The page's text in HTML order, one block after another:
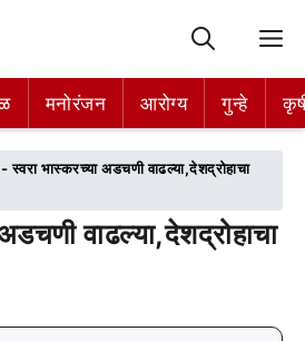
मनोरंजन आरोग्य गुन्हे
मनोरंजन आरोग्य गुन्हे
-स्वरा भास्करच्या अडचणी वाढल्या,देशद्रोहाचा
वाढल्या,देशद्रोहाचा